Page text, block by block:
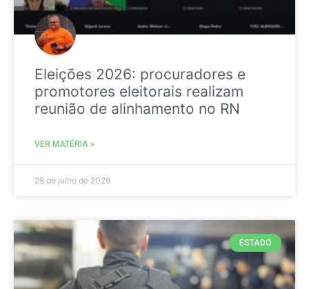
Eleições 2026: procuradores e
promotores eleitorais realizam
reunião de alinhamento no RN
VER MATÉRIA »
28 de julho de 2026
ESTADO